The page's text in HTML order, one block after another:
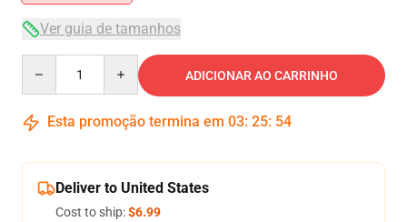
Ver guia de tamanhos
ADICIONAR AO CARRINHO
Esta promoção termina em 03: 25: 54
Deliver to United States
Cost to ship:$6.99